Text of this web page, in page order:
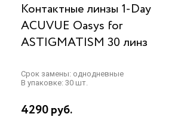
Контактные линзы 1-Day
ACUVUE Oasys for
ASTIGMATISM 30 линз
Срок замены: однодневные
В упаковке: 30 шт.
4290 руб.